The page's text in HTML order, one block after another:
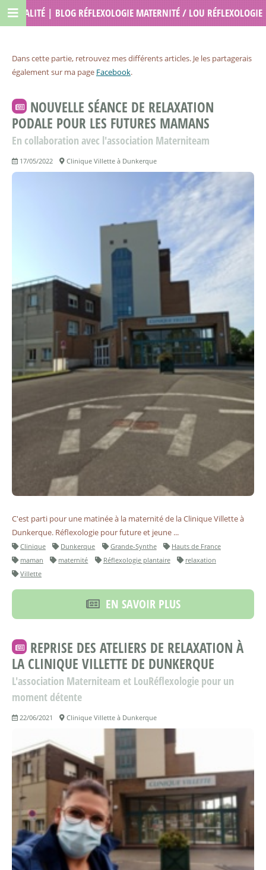
Dans cette partie, retrouvez mes différents articles. Je les partagerais
également sur ma page Facebook.
NOUVELLE SÉANCE DE RELAXATION
PODALE POUR LES FUTURES MAMANS
En collaboration avec l'association Materniteam
17/05/2022 Clinique Villette à Dunkerque
C'est parti pour une matinée à la maternité de la Clinique Villette à
Dunkerque. Réflexologie pour future et jeune ...
Clinique Dunkerque Grande-Synthe
Hauts de France
maman
maternité Réflexologie plantaire
relaxation
Villette
EN SAVOIR PLUS
REPRISE DES ATELIERS DE RELAXATION À
LA CLINIQUE VILLETTE DE DUNKERQUE
L'association Materniteam et LouRéflexologie pour un
moment détente
22/06/2021 Clinique Villette à Dunkerque
ACTUALITÉ | BLOG RÉFLEXOLOGIE MATERNITÉ / LOU RÉFLEXOLOGIE